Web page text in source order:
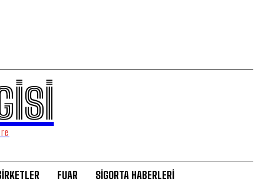
FUAR SİGORTA HABERLERİ